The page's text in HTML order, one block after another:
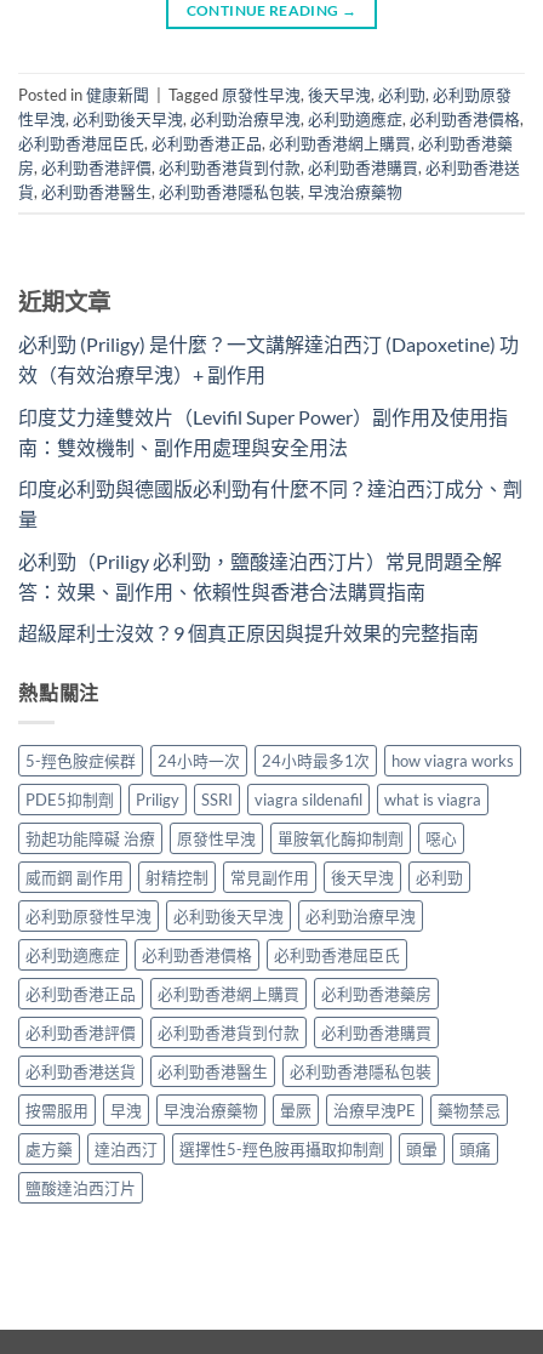
CONTINUE READING →
Posted in健康新聞 Tagged 原發性早洩, 後天早洩, 必利勁, 必利勁原發
性早洩, 必利勁後天早洩, 必利勁治療早洩, 必利勁適應症, 必利勁香港價格,
必利勁香港屈臣氏, 必利勁香港正品, 必利勁香港網上購買, 必利勁香港藥
房, 必利勁香港評價, 必利勁香港貨到付款, 必利勁香港購買, 必利勁香港送
貨, 必利勁香港醫生, 必利勁香港隱私包裝, 早洩治療藥物
近期文章
必利勁 (Priligy) 是什麼？一文講解達泊西汀 (Dapoxetine) 功
效（有效治療早洩）+ 副作用
印度艾力達雙效片（Levifil Super Power）副作用及使用指
南：雙效機制、副作用處理與安全用法
印度必利勁與德國版必利勁有什麼不同？達泊西汀成分、劑
量
必利勁（Priligy 必利勁，鹽酸達泊西汀片）常見問題全解
答：效果、副作用、依賴性與香港合法購買指南
超級犀利士沒效？9 個真正原因與提升效果的完整指南
熱點關注
5-羥色胺症候群 24小時一次 24小時最多1次
how viagra works
PDE5抑制劑
Priligy SSRI viagra sildenafil
what is viagra
勃起功能障礙 治療
原發性早洩 單胺氧化酶抑制劑
噁心
威而鋼 副作用
射精控制 常見副作用 後天早洩
必利勁
必利勁原發性早洩
必利勁後天早洩
必利勁治療早洩
必利勁適應症
必利勁香港價格
必利勁香港屈臣氏
必利勁香港正品
必利勁香港網上購買
必利勁香港藥房
必利勁香港評價
必利勁香港貨到付款
必利勁香港購買
必利勁香港送貨
必利勁香港醫生
必利勁香港隱私包裝
按需服用
早洩 早洩治療藥物 暈厥 治療早洩PE
藥物禁忌
處方藥
達泊西汀 選擇性5-羥色胺再攝取抑制劑 頭暈
頭痛
鹽酸達泊西汀片